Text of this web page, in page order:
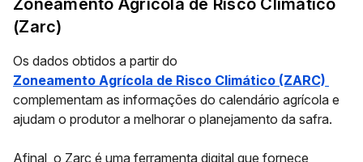
Zoneamento Agrícola de Risco Climático
(Zarc)
Os dados obtidos a partir do
Zoneamento Agrícola de Risco Climático (ZARC)
complementam as informações do calendário agrícola e
ajudam o produtor a melhorar o planejamento da safra.
Afinal, o Zarc é uma ferramenta digital que fornece